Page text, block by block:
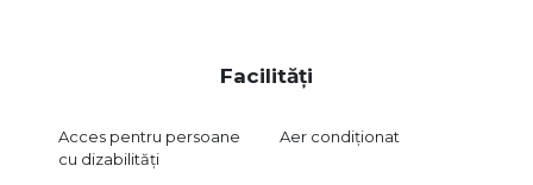
Facilități
Acces pentru persoane
cu dizabilități
Aer condiționat